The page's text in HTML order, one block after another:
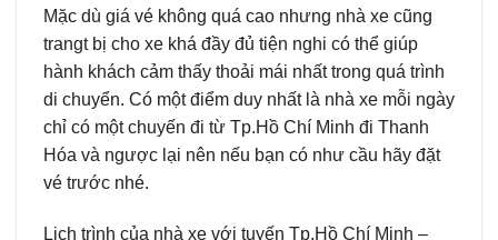
Mặc dù giá vé không quá cao nhưng nhà xe cũng
trangt bị cho xe khá đầy đủ tiện nghi có thể giúp
hành khách cảm thấy thoải mái nhất trong quá trình
di chuyển. Có một điểm duy nhất là nhà xe mỗi ngày
chỉ có một chuyến đi từ Tp.Hồ Chí Minh đi Thanh
Hóa và ngược lại nên nếu bạn có như cầu hãy đặt
vé trước nhé.
Lịch trình của nhà xe với tuyến Tp.Hồ Chí Minh –